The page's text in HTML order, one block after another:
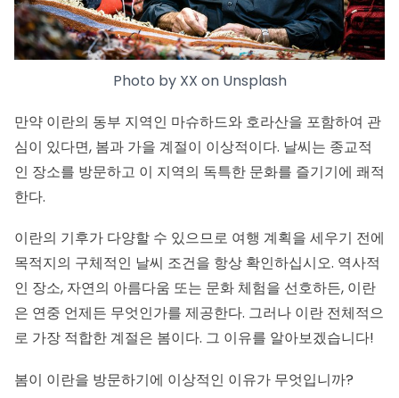
Photo by XX on Unsplash
만약 이란의 동부 지역인 마슈하드와 호라산을 포함하여 관
심이 있다면, 봄과 가을 계절이 이상적이다. 날씨는 종교적
인 장소를 방문하고 이 지역의 독특한 문화를 즐기기에 쾌적
한다.
이란의 기후가 다양할 수 있으므로 여행 계획을 세우기 전에
목적지의 구체적인 날씨 조건을 항상 확인하십시오. 역사적
인 장소, 자연의 아름다움 또는 문화 체험을 선호하든, 이란
은 연중 언제든 무엇인가를 제공한다. 그러나 이란 전체적으
로 가장 적합한 계절은 봄이다. 그 이유를 알아보겠습니다!
봄이 이란을 방문하기에 이상적인 이유가 무엇입니까?